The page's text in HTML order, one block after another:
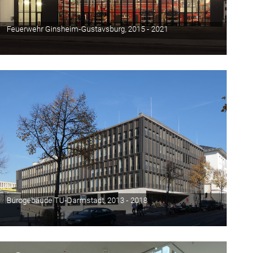
Feuerwehr Ginsheim-Gustavsburg, 2015 - 2021
Bürogebäude TU-Darmstadt, 2013 - 2018